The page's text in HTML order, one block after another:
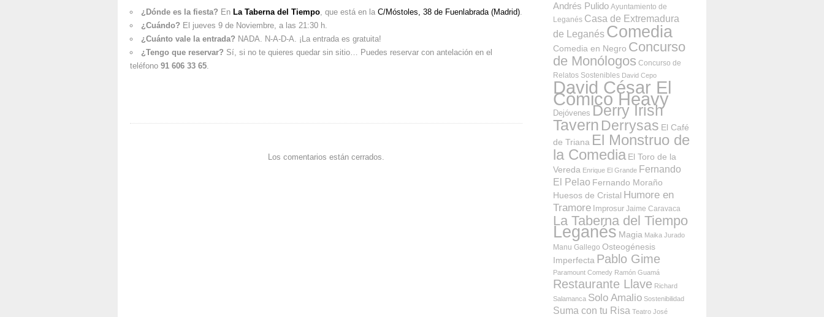
¿Dónde es la fiesta? En La Taberna del Tiempo , que está en la C/Móstoles, 38 de Fuenlabrada (Madrid)
¿Cuándo? El jueves 9 de Noviembre, a las 21:30 h.
¿Cuánto vale la entrada? NADA. N-A-D-A. ¡La entrada es gratuita!
¿Tengo que reservar? Sí, si no te quieres quedar sin sitio… Puedes reservar con antelación en el
teléfono 91 606 33 65
Los comentarios están cerrados.
Andrés Pulido Ayuntamiento de
Leganés Casa de Extremadura
de Leganés Comedia
Comedia en Negro Concurso
de Monólogos Concurso de
Relatos Sostenibles David Cepo
David César El
Cómico Heavy
Dejóvenes Derry Irish
Tavern Derrysas El Café
de Triana El Monstruo de
la Comedia El Toro de la
Vereda Enrique El Grande Fernando
El Pelao Fernando Moraño
Huesos de Cristal Humore en
Tramore Improsur Jaime Caravaca
La Taberna del Tiempo
Leganés Magia Maika Jurado
Manu Gallego Osteogénesis
Imperfecta Pablo Gime
Paramount Comedy Ramón Guamá
Restaurante Llave Richard
Salamanca Solo Amalio Sostenibilidad
Suma con tu Risa Teatro José